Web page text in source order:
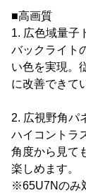
■高画質
1. 広色域量子
バックライト
い色を実現。
に改善できて
2. 広視野角パ
ハイコントラ
角度から見て
楽しめます。
※65U7Nのみ